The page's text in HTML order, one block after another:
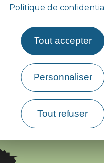
Politique de
Tout accepter
Personnaliser
Tout refuser
L'office de tourisme
Suivez-nous